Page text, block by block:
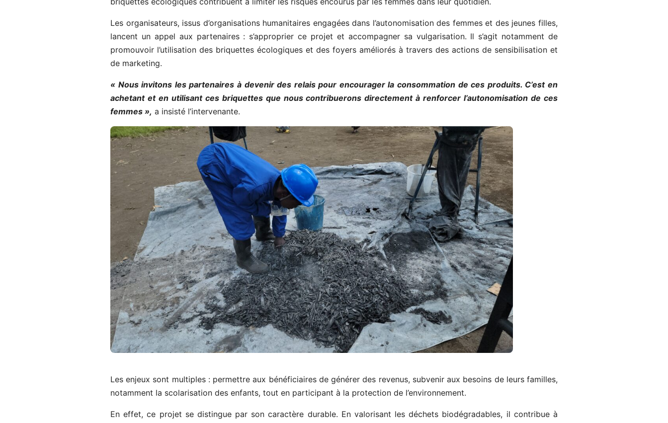
Les organisateurs, issus d’organisations humanitaires engagées dans l’autonomisation des femmes et des jeunes filles,
lancent un appel aux partenaires : s’approprier ce projet et accompagner sa vulgarisation. Il s’agit notamment de
promouvoir l’utilisation des briquettes écologiques et des foyers améliorés à travers des actions de sensibilisation et
de marketing.
« Nous invitons les partenaires à devenir des relais pour encourager la consommation de ces produits. C’est en
achetant et en utilisant ces briquettes que nous contribuerons directement à renforcer l’autonomisation de ces
femmes », a insisté l’intervenante.
Les enjeux sont multiples : permettre aux bénéficiaires de générer des revenus, subvenir aux besoins de leurs familles,
notamment la scolarisation des enfants, tout en participant à la protection de l’environnement.
En effet, ce projet se distingue par son caractère durable. En valorisant les déchets biodégradables, il contribue à